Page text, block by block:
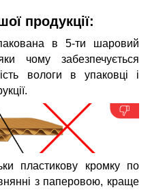
продукції:
в 5-ти шаровий
чому забезпечується
вологи в упаковці і
пластикову кромку по
з паперовою, краще